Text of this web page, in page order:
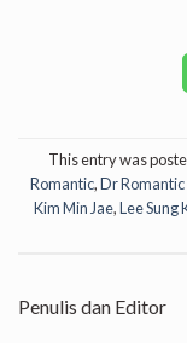
This entry was
Romantic,Dr Romantic
Kim Min Jae,Lee Sung
Penulis dan Editor